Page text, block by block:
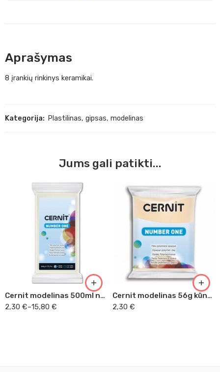
Aprašymas
8 įrankių rinkinys keramikai.
Kategorija: Plastilinas, gipsas, modelinas
Jums gali patikti...
Cernit modelinas 500ml neskaidrus baltas 027
2,30 €–15,80 €
500g
Cernit modelinas 56g kūno spalvos 425
2,30 €